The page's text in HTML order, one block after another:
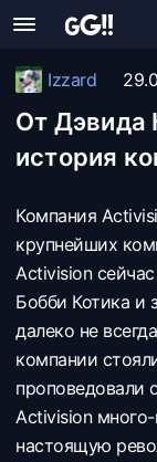
Izzard
От Дэвида
история
Компания
крупнейших
Activision
Бобби Котика и
далеко не
компании
проповедовали
Activision
настоящую